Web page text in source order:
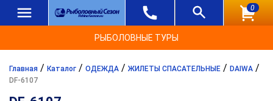
0
РЫБОЛОВНЫЕ ТУРЫ
Главная / Каталог / ОДЕЖДА / ЖИЛЕТЫ СПАСАТЕЛЬНЫЕ / DAIWA /
DF-6107